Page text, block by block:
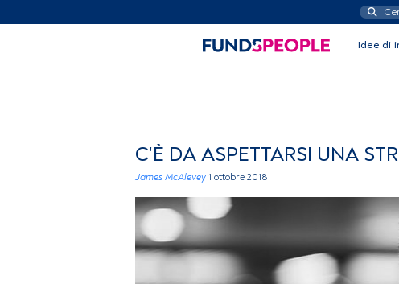
Idee di
C'È DA ASPETTARSI UNA
James McAlevey 1 ottobre 2018